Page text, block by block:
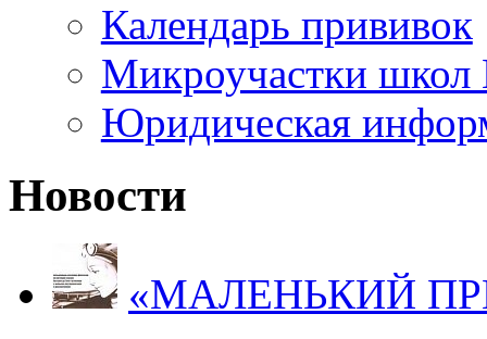
Календарь прививок
Микроучастки школ
Юридическая
Новости
«МАЛЕНЬКИЙ